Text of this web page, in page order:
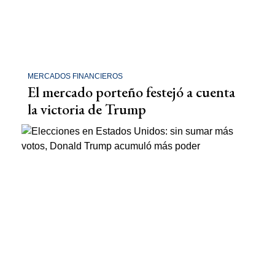
MERCADOS FINANCIEROS
El mercado porteño festejó a cuenta
la victoria de Trump